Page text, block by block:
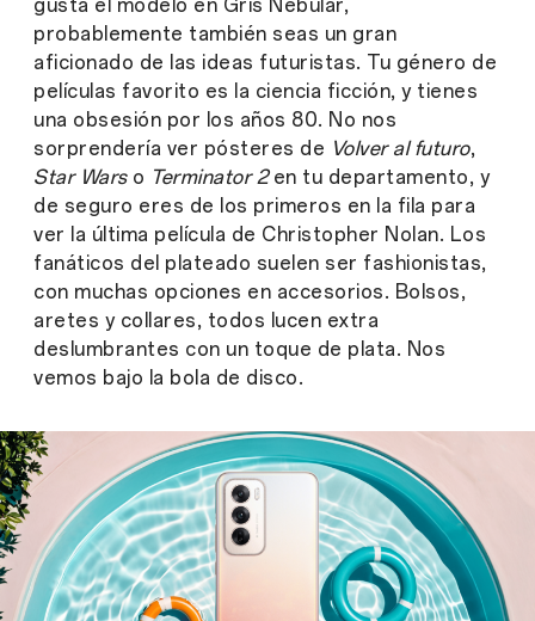
gusta el modelo en Gris Nebular,
probablemente también seas un gran
aficionado de las ideas futuristas. Tu género de
películas favorito es la ciencia ficción, y tienes
una obsesión por los años 80. No nos
sorprendería ver pósteres de Volver al futuro,
Star Warso Terminator 2en tu departamento, y
de seguro eres de los primeros en la fila para
ver la última película de Christopher Nolan. Los
fanáticos del plateado suelen ser fashionistas,
con muchas opciones en accesorios. Bolsos,
aretes y collares, todos lucen extra
deslumbrantes con un toque de plata. Nos
vemos bajo la bola de disco.